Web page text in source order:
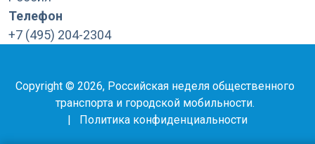
Телефон
+7 (495) 204-2304
Copyright © 2026, Российская неделя общественного
транспорта и городской мобильности.
|
Политика конфиденциальности